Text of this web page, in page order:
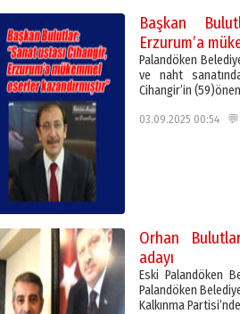
Başkan
Erzurum’a
Palandöken
ve naht
Cihangir’in
03.09.2025 00:54
Orhan
adayı
Eski Palandöken
Palandöken
Kalkınma